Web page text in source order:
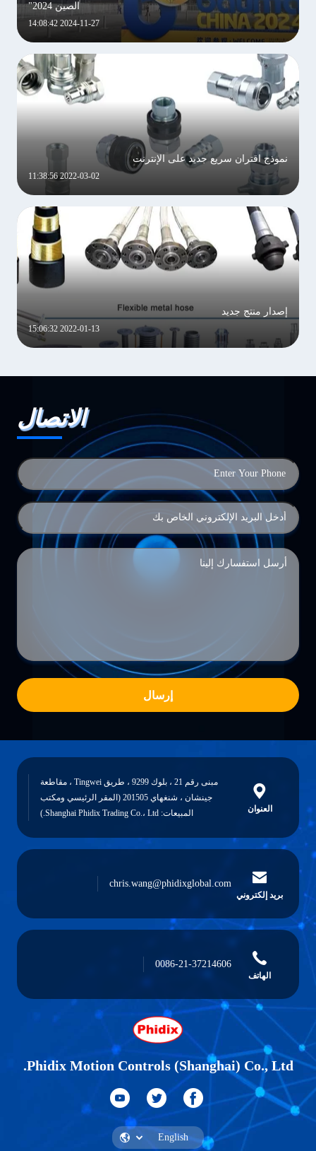
2024-11-27 14:08:42
الصين 2024"
2022-03-02 11:38:56
نموذج اقتران سريع جديد على الإنترنت
2022-01-13 15:06:32
إصدار منتج جديد
الاتصال
إرسال
العنوان
مبنى رقم 21 ، بلوك 9299 ، طريق Tingwei ، مقاطعة
جينشان ، شنغهاي 201505 (المقر الرئيسي ومكتب
المبيعات: Shanghai Phidix Trading Co.، Ltd.)
بريد إلكتروني
chris.wang@phidixglobal.com
الهاتف
0086-21-37214606
Phidix Motion Controls (Shanghai) Co., Ltd.